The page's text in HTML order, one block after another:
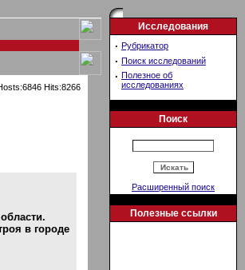
Hits:8266
в городе
Исследования
· Рубрикатор
· Поиск исследований
· Полезное об
исследованиях
Поиск
Расширенный поиск
Полезные ссылки